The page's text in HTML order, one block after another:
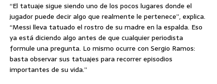
“El tatuaje sigue siendo uno de los pocos lugares donde el
jugador puede decir algo que realmente le pertenece”, explica.
“Messi lleva tatuado el rostro de su madre en la espalda. Eso
ya está diciendo algo antes de que cualquier periodista
formule una pregunta. Lo mismo ocurre con Sergio Ramos:
basta observar sus tatuajes para recorrer episodios
importantes de su vida.”